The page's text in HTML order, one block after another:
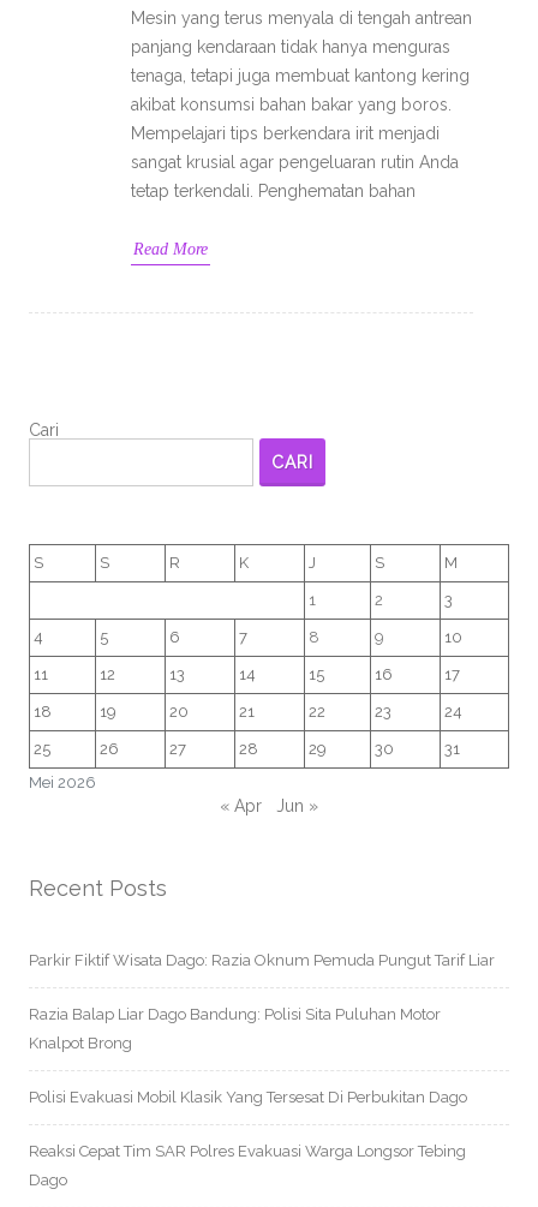
Mesin yang terus menyala di tengah antrean
panjang kendaraan tidak hanya menguras
tenaga, tetapi juga membuat kantong kering
akibat konsumsi bahan bakar yang boros.
Mempelajari tips berkendara irit menjadi
sangat krusial agar pengeluaran rutin Anda
tetap terkendali. Penghematan bahan
Read More
Cari
CARI
Mei 2026
S S R K J S M
1 2 3
4 5 6 7 8 9 10
11 12 13 14 15 16 17
18 19 20 21 22 23 24
25 26 27 28 29 30 31
« Apr Jun »
Recent Posts
Parkir Fiktif Wisata Dago: Razia Oknum Pemuda Pungut Tarif Liar
Razia Balap Liar Dago Bandung: Polisi Sita Puluhan Motor
Knalpot Brong
Polisi Evakuasi Mobil Klasik Yang Tersesat Di Perbukitan Dago
Reaksi Cepat Tim SAR Polres Evakuasi Warga Longsor Tebing
Dago